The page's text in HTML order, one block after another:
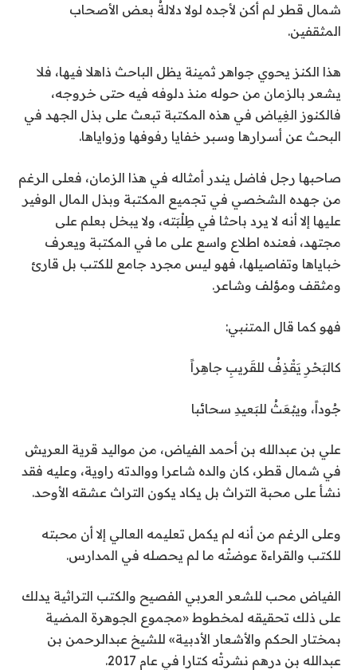
شمال قطر لم أكن لأجده لولا دلالةُ بعض الأصحاب
المثقفين.
هذا الكنز يحوي جواهر ثمينة يظل الباحث ذاهلا فيها، فلا
يشعر بالزمان من حوله منذ دلوفه فيه حتى خروجه،
فالكنوز الغِياض في هذه المكتبة تبعث على بذل الجهد في
البحث عن أسرارها وسبر خفايا رفوفها وزواياها.
صاحبها رجل فاضل يندر أمثاله في هذا الزمان، فعلى الرغم
من جهده الشخصي في تجميع المكتبة وبذل المال الوفير
عليها إلا أنه لا يرد باحثا في طِلْبَته، ولا يبخل بعلم على
مجتهد، فعنده اطلاع واسع على ما في المكتبة ويعرف
خباياها وتفاصيلها، فهو ليس مجرد جامع للكتب بل قارئ
ومثقف ومؤلف وشاعر.
فهو كما قال المتنبي:
كالبَحْرِ يَقْذِفُ للقَريبِ جاهِراً
جُوداً، ويبْعَثُ للبَعيدِ سحائبا
علي بن عبدالله بن أحمد الفياض، من مواليد قرية العريش
في شمال قطر، كان والده شاعرا ووالدته راوية، وعليه فقد
نشأ على محبة التراث بل يكاد يكون التراث عشقه الأوحد.
وعلى الرغم من أنه لم يكمل تعليمه العالي إلا أن محبته
للكتب والقراءة عوضتْه ما لم يحصله في المدارس.
الفياض محب للشعر العربي الفصيح والكتب التراثية يدلك
على ذلك تحقيقه لمخطوط «مجموع الجوهرة المضية
بمختار الحكم والأشعار الأدبية» للشيخ عبدالرحمن بن
عبدالله بن درهم نشرتْه كتارا في عام 2017.